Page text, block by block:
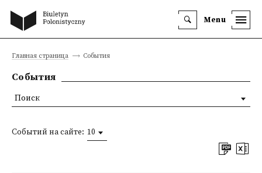
Menu
Главная страница События
События
Событий на сайте: 10
Поиск